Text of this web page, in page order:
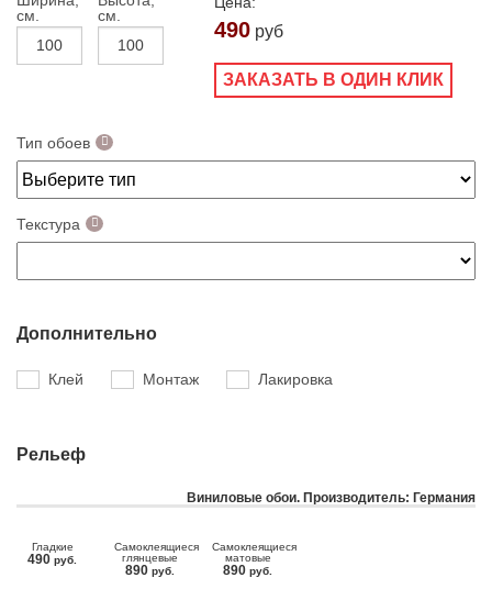
см.
см.
490 руб
ЗАКАЗАТЬ В ОДИН КЛИК
Тип обоев
Текстура
Дополнительно
Клей Монтаж Лакировка
Рельеф
Виниловые обои. Производитель: Германия
Гладкие
490 руб.
Самоклеящиеся
глянцевые
890 руб.
Самоклеящиеся
матовые
890 руб.